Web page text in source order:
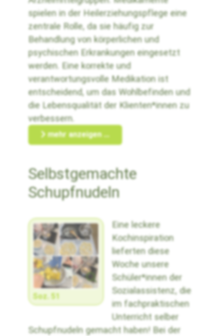
spielen in der Heilerziehungspflege eine
zentrale Rolle, da sie häufig zur
Behandlung von körperlichen und
psychischen Erkrankungen eingesetzt
werden. Eine korrekte und
verantwortungsvolle Medikation ist
entscheidend, um das Wohlbefinden und
die Lebensqualität der Klienten*innen zu
verbessern.
mehr anzeigen ...
Selbstgemachte
Schupfnudeln
Soz. 51
Eine leckere
Kochinspiration
lieferten diese
Woche unsere
Schüler*innen der
Sozialassistenz, die
im fachpraktischen
Unterricht selber
Schupfnudeln gemacht haben! Bei der